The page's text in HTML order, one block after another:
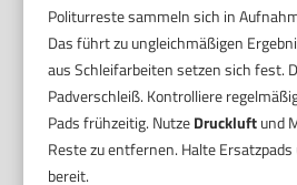
Politurreste sammeln sich in
Das führt zu ungleichmäßigen
aus Schleifarbeiten setzen sich fest.
Padverschleiß. Kontrolliere
Pads frühzeitig. NutzeDruckluftund
Reste zu entfernen. Halte
bereit.